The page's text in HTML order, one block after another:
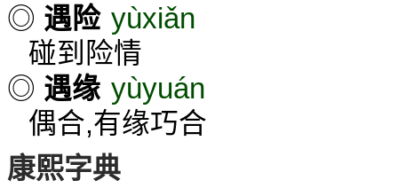
◎ 遇险 yùxiǎn
碰到险情
◎ 遇缘 yùyuán
偶合,有缘巧合
康熙字典